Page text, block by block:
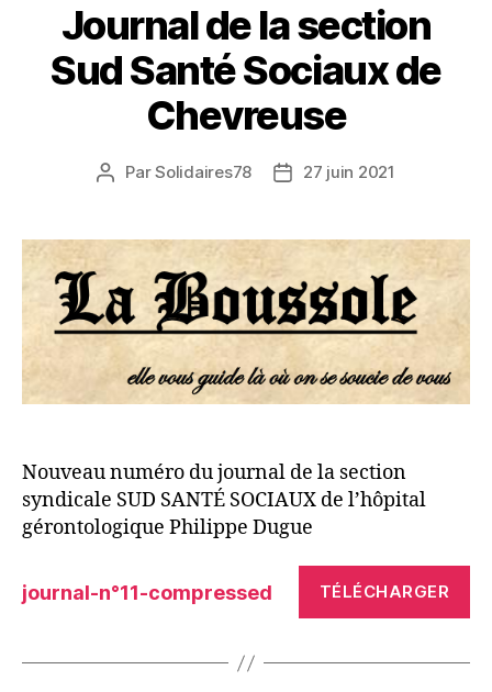
Journal de la section
Sud Santé Sociaux de
Chevreuse
Auteur
ParSolidaires78
Date27 juin 2021
Nouveau numéro du journal de la section
syndicale SUD SANTÉ SOCIAUX de l’hôpital
gérontologique Philippe Dugue
journal-n°11-compressed TÉLÉCHARGER